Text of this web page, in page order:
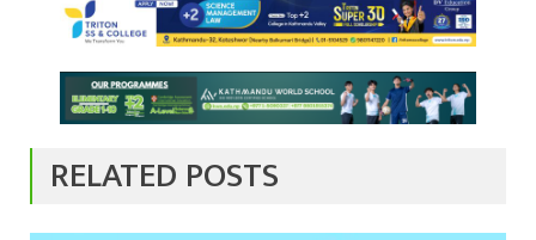
RELATED POSTS